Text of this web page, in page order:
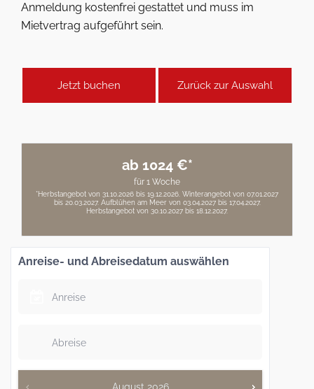
Anmeldung kostenfrei gestattet und muss im
Mietvertrag aufgeführt sein.
Jetzt buchen Zurück zur Auswahl
ab 1024 €*
für 1 Woche
*Herbstangebot von 31.10.2026 bis 19.12.2026. Winterangebot von 07.01.2027
bis 20.03.2027. Aufblühen am Meer von 03.04.2027 bis 17.04.2027.
Herbstangebot von 30.10.2027 bis 18.12.2027.
Anreise- und Abreisedatum auswählen